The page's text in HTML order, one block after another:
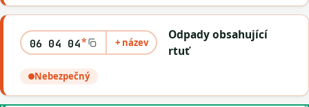
06 04 04* + název
Odpady obsahující
rtuť
Nebezpečný